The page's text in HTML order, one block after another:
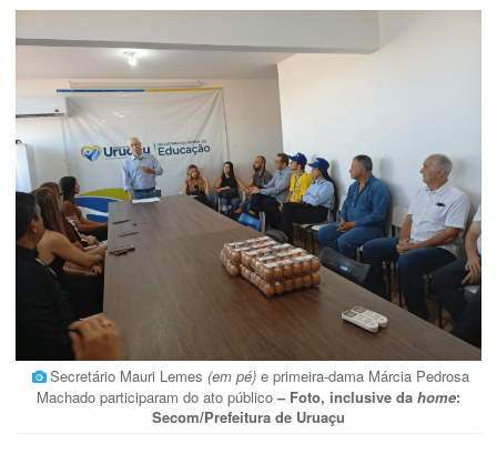
Secretário Mauri Lemes (em pé)e primeira-dama Márcia Pedrosa
Machado participaram do ato público – Foto, inclusive da home:
Secom/Prefeitura de Uruaçu